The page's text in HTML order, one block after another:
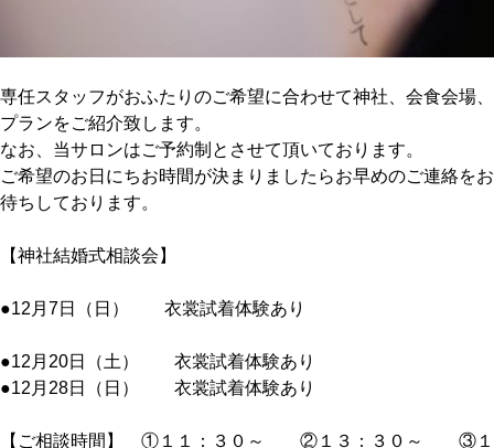
専任スタッフがおふたりのご希望に合わせて神社、会食会場、
プランをご紹介致します。
なお、当サロンはご予約制とさせて頂いております。
ご希望のお日にちお時間が決まりましたらお早めのご連絡をお
待ちしております。
【神社結婚式相談会】
●12月7日（日） 衣裳試着体験あり
●12月20日（土） 衣裳試着体験あり
●12月28日（日） 衣裳試着体験あり
【ご相談時間】 ①１１：３０～ ②１３：３０～ ③１